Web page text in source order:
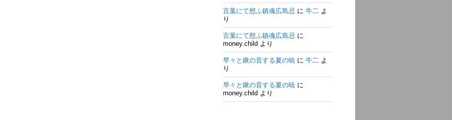
言葉にて想ふ鎮魂広島忌 に牛二 よ
り
言葉にて想ふ鎮魂広島忌 に
money.child より
早々と鍬の音する夏の暁 に牛二 よ
り
早々と鍬の音する夏の暁 に
money.child より